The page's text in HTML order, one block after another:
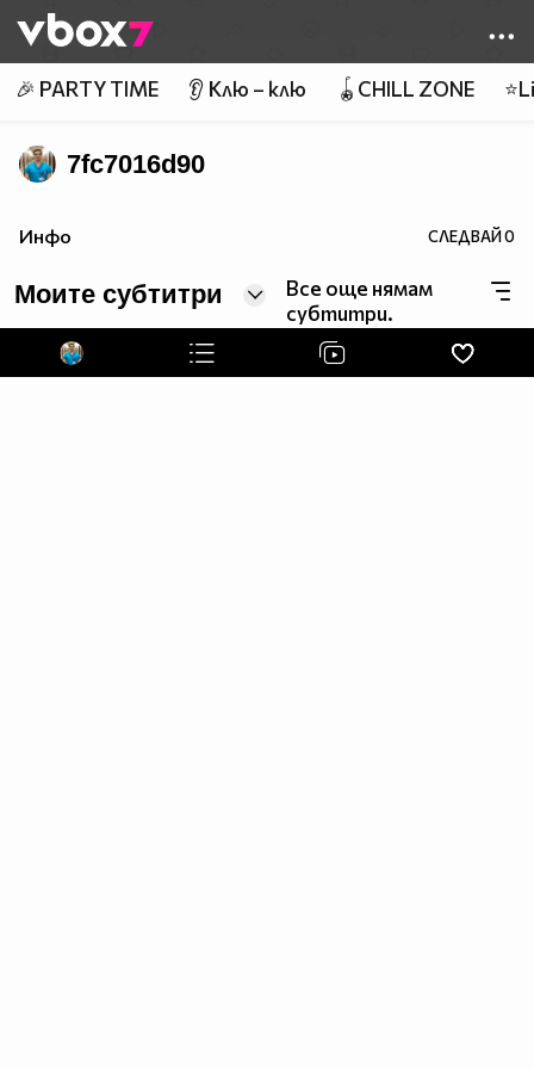
👾
🎉 PARTY TIME 👂 Клю – клю 🪀CHILL ZONE
7fc7016d90
Инфо СЛЕДВАЙ0
Моите субтитри
Все още нямам
субтитри.